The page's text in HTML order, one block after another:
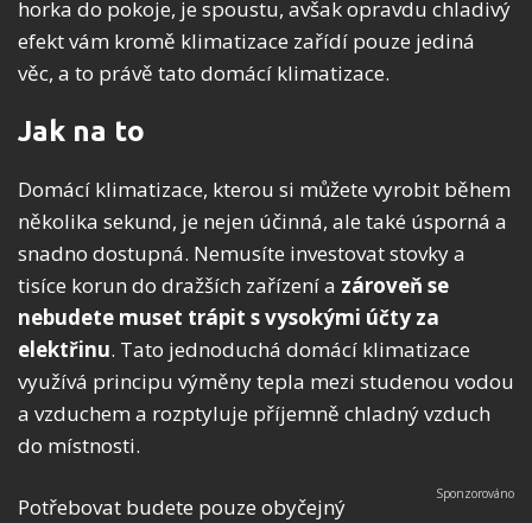
horka do pokoje, je spoustu, avšak opravdu chladivý
efekt vám kromě klimatizace zařídí pouze jediná
věc, a to právě tato domácí klimatizace.
Jak na to
Domácí klimatizace, kterou si můžete vyrobit během
několika sekund, je nejen účinná, ale také úsporná a
snadno dostupná. Nemusíte investovat stovky a
tisíce korun do dražších zařízení a zároveň se
nebudete muset trápit s vysokými účty za
elektřinu. Tato jednoduchá domácí klimatizace
využívá principu výměny tepla mezi studenou vodou
a vzduchem a rozptyluje příjemně chladný vzduch
do místnosti.
Potřebovat budete pouze obyčejný